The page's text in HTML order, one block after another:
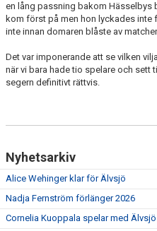
en lång passning bakom Hässelbys
kom först på men hon lyckades inte
inte innan domaren blåste av
Det var imponerande att se vilken
när vi bara hade tio spelare och sett
segern definitivt rättvis.
Nyhetsarkiv
Alice Wehinger klar för Älvsjö
Nadja Fernström förlänger 2026
Cornelia Kuoppala spelar med